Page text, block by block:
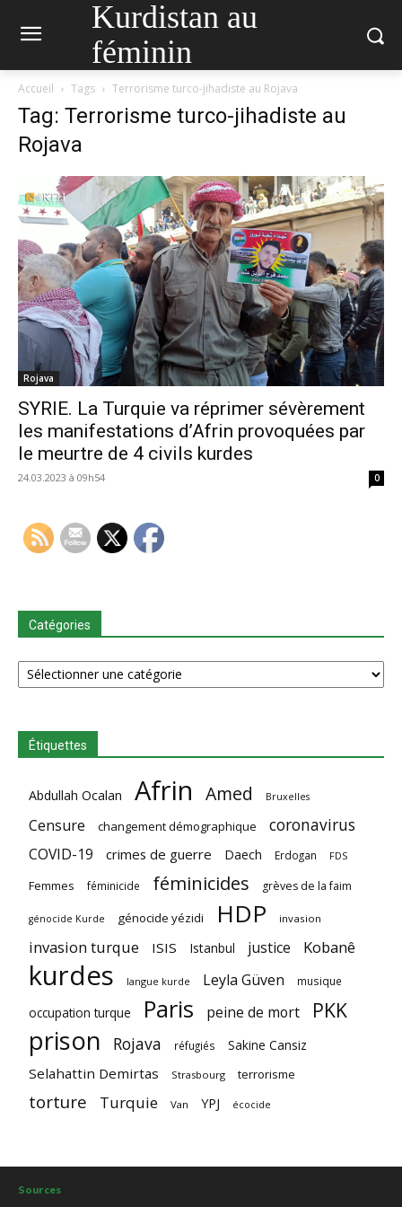
Kurdistan au
féminin
Accueil Tags Terrorisme turco-jihadiste au Rojava
Tag: Terrorisme turco-jihadiste au
Rojava
Rojava
SYRIE. La Turquie va réprimer sévèrement
les manifestations d’Afrin provoquées par
le meurtre de 4 civils kurdes
24.03.2023 à 09h54 0
Catégories
Catégories
Étiquettes
Abdullah Ocalan Afrin Amed Bruxelles
Censure changement démographique coronavirus
COVID-19 crimes de guerre Daech Erdogan FDS
Femmes féminicide féminicides grèves de la faim
génocide Kurde génocide yézidi HDP invasion
invasion turque ISIS Istanbul justice Kobanê
kurdes langue kurde Leyla Güven musique
occupation turque Paris peine de mort PKK
prison Rojava réfugiés Sakine Cansiz
Selahattin Demirtas Strasbourg terrorisme
torture Turquie Van YPJ écocide
Sources